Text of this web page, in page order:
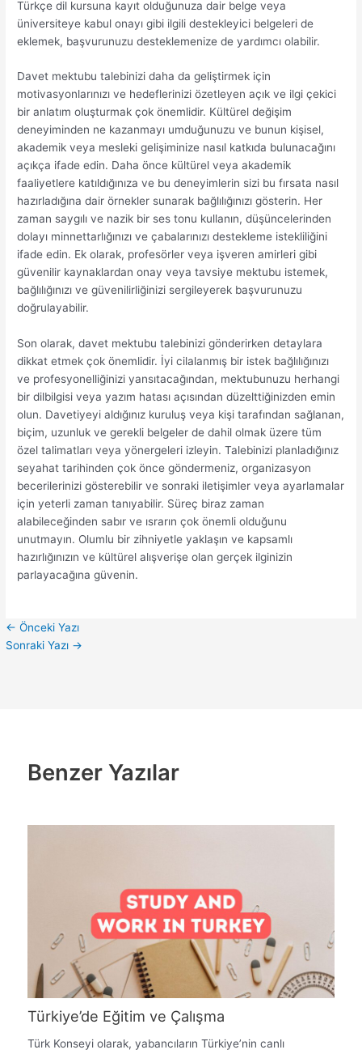
Türkçe dil kursuna kayıt olduğunuza dair belge veya
üniversiteye kabul onayı gibi ilgili destekleyici belgeleri de
eklemek, başvurunuzu desteklemenize de yardımcı olabilir.
Davet mektubu talebinizi daha da geliştirmek için
motivasyonlarınızı ve hedeflerinizi özetleyen açık ve ilgi çekici
bir anlatım oluşturmak çok önemlidir. Kültürel değişim
deneyiminden ne kazanmayı umduğunuzu ve bunun kişisel,
akademik veya mesleki gelişiminize nasıl katkıda bulunacağını
açıkça ifade edin. Daha önce kültürel veya akademik
faaliyetlere katıldığınıza ve bu deneyimlerin sizi bu fırsata nasıl
hazırladığına dair örnekler sunarak bağlılığınızı gösterin. Her
zaman saygılı ve nazik bir ses tonu kullanın, düşüncelerinden
dolayı minnettarlığınızı ve çabalarınızı destekleme istekliliğini
ifade edin. Ek olarak, profesörler veya işveren amirleri gibi
güvenilir kaynaklardan onay veya tavsiye mektubu istemek,
bağlılığınızı ve güvenilirliğinizi sergileyerek başvurunuzu
doğrulayabilir.
Son olarak, davet mektubu talebinizi gönderirken detaylara
dikkat etmek çok önemlidir. İyi cilalanmış bir istek bağlılığınızı
ve profesyonelliğinizi yansıtacağından, mektubunuzu herhangi
bir dilbilgisi veya yazım hatası açısından düzelttiğinizden emin
olun. Davetiyeyi aldığınız kuruluş veya kişi tarafından sağlanan,
biçim, uzunluk ve gerekli belgeler de dahil olmak üzere tüm
özel talimatları veya yönergeleri izleyin. Talebinizi planladığınız
seyahat tarihinden çok önce göndermeniz, organizasyon
becerilerinizi gösterebilir ve sonraki iletişimler veya ayarlamalar
için yeterli zaman tanıyabilir. Süreç biraz zaman
alabileceğinden sabır ve ısrarın çok önemli olduğunu
unutmayın. Olumlu bir zihniyetle yaklaşın ve kapsamlı
hazırlığınızın ve kültürel alışverişe olan gerçek ilginizin
parlayacağına güvenin.
← Önceki Yazı
Sonraki Yazı →
Benzer Yazılar
Türkiye’de Eğitim ve Çalışma
Türk Konseyi olarak, yabancıların Türkiye’nin canlı